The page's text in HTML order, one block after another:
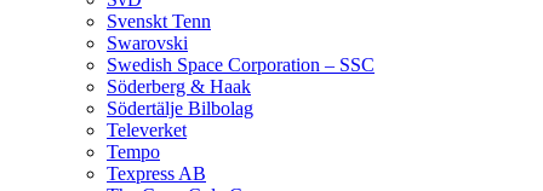
Svenskt Tenn
Swarovski
Swedish Space Corporation – SSC
Söderberg & Haak
Södertälje Bilbolag
Televerket
Tempo
Texpress AB